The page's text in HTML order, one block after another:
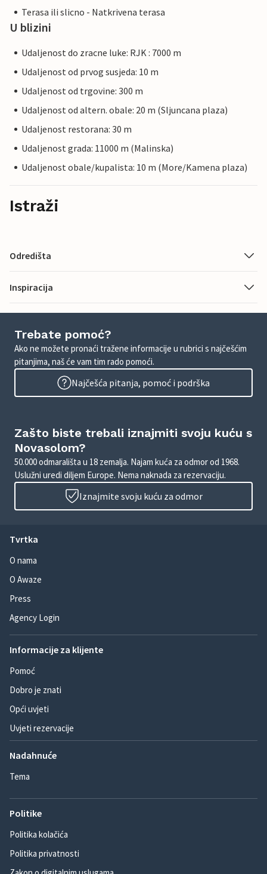
Terasa ili slicno - Natkrivena terasa
U blizini
Udaljenost do zracne luke: RJK : 7000 m
Udaljenost od prvog susjeda: 10 m
Udaljenost od trgovine: 300 m
Udaljenost od altern. obale: 20 m (Sljuncana plaza)
Udaljenost restorana: 30 m
Udaljenost grada: 11000 m (Malinska)
Udaljenost obale/kupalista: 10 m (More/Kamena plaza)
Istraži
Odredišta
Inspiracija
Trebate pomoć?
Ako ne možete pronaći tražene informacije u rubrici s najčešćim
pitanjima, naš će vam tim rado pomoći.
Najčešća pitanja, pomoć i podrška
Zašto biste trebali iznajmiti svoju kuću s
Novasolom?
50.000 odmarališta u 18 zemalja. Najam kuća za odmor od 1968.
Uslužni uredi diljem Europe. Nema naknada za rezervaciju.
Iznajmite svoju kuću za odmor
Tvrtka
O nama
O Awaze
Press
Agency Login
Informacije za klijente
Pomoć
Dobro je znati
Opći uvjeti
Uvjeti rezervacije
Nadahnuće
Tema
Politike
Politika kolačića
Politika privatnosti